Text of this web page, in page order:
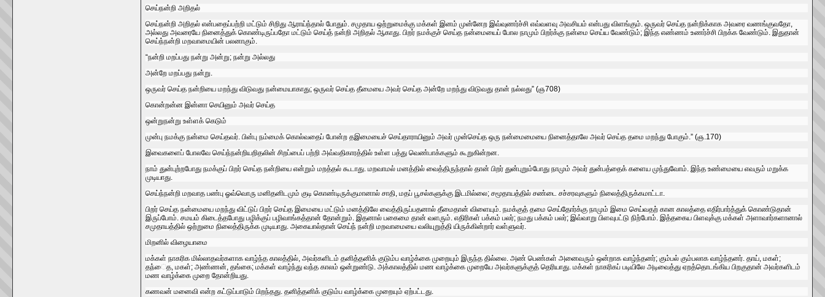
செய்நன்றி அறிதல்‌
செய்நன்றி அறிதல்‌ என்பதைப்பற்றி மட்டும்‌ சிறிது ஆராய்ந்தால்‌ போதும்‌. சமுதாய ஒற்றுமைக்கு மக்கள்‌ இனம்‌ முன்னேற இவ்வுணர்ச்சி எவ்வளவு அவசியம்‌ என்பது விளங்கும்‌. ஒருவர்‌ செய்த நன்றிக்காக அவரை வணங்குவதோ,
அல்லது அவரையே நினைத்துக்‌ கொண்டிருப்பதோ மட்டும்‌ செய்த்‌ நன்றி அறிதல்‌ ஆகாது. பிறர்‌ நமக்குச்‌ செய்த நன்மையைப்‌ போல நாமும்‌ பிறர்க்கு நன்மை செய்ய வேண்டும்‌; இந்த எண்ணம்‌ உணர்ச்சி பிறக்க வேண்டும்‌. இதுதான்‌
செய்ந்நன்றி மறவாமையின்‌ பலனாகும்‌.
“நன்றி மறப்பது நன்று அன்று; நன்று அல்லது
அன்றே மறப்பது நன்று.
ஒருவர்‌ செய்த நன்றியை மறந்து விடுவது நன்மையாகாது; ஒருவர்‌ செய்த தீமையை அவர்‌ செய்த அன்றே மறந்து விடுவது தான்‌ நல்லது” (ஞ708)
கொன்றன்ன இன்னா செயினும்‌ அவர்‌ செய்த
ஒன்றுநன்று உள்ளக்‌ கெடும்‌
முன்பு நமக்கு நன்மை செய்தவர்‌. பின்பு நம்மைக்‌ கொல்‌வதைப்‌ போன்ற தஇமையைச்‌ செய்தாராயினும்‌ அவர்‌ முன்செய்த ஒரு நன்மைமையை நினைத்தாலே அவர்‌ செய்த தமை மறந்து போகும்‌.” (ஞ.170)
இவைகளைப்‌ போலவே செய்ந்நன்றியறிதலின்‌ சிறப்பைப்‌ பற்றி அவ்வதிகாரத்தில்‌ உள்ள பத்து வெண்பாக்களும்‌ கூறுகின்றன.
நாம்‌ துன்புற்றபோது நமக்குப்‌ பிறர்‌ செய்த நன்றியை என்றும்‌ மறத்தல்‌ கூடாது. மறவாமல்‌ மனத்தில்‌ வைத்திருந்தால்‌ தான்‌ பிறர்‌ துன்புறும்போது நாமும்‌ அவர்‌ துன்பத்தைக்‌ களைய முந்துவோம்‌. இந்த உண்மையை எவரும்‌ மறுக்க
முடியாது.
செய்ந்நன்றி மறவாத பண்பு ஓவ்வொரு மனிதனிடமும்‌ குடி கொண்டிருக்குமானால்‌ சாதி, மதப்‌ பூசல்களுக்கு இடமில்லை; சமூதாயத்தில்‌ சண்டை சச்சரவுகளும்‌ நிலைத்திருக்கமாட்டா.
பிறர்‌ செய்த நன்மையை மறந்து விட்டுப்‌ பிறர்‌ செய்த இமையை மட்டும்‌ மனத்திலே வைத்திருப்பதனால்‌ தீமைதான்‌ விளையும்‌. நமக்குத்‌ தமை செய்தோர்க்கு நாமும்‌ இமை செய்வதற்‌ கான காலத்தை எதிர்பார்த்துக்‌ கொண்டுதான்‌
இருப்போம்‌. சமயம்‌ கிடைத்தபோது பழிக்குப்‌ பழிவாங்கத்தான்‌ தோன்றும்‌. இதனால்‌ பகைமை தான்‌ வளரும்‌. எதிரிகள்‌ பக்கம்‌ பலர்‌; நமது பக்கம்‌ பலர்‌; இவ்வாறு பிளவுபட்டு நிற்போம்‌. இத்தகைய பிளவுக்கு மக்கள்‌ அளாவார்களானால்‌
சமுதாயத்தில்‌ ஒற்றுமை நிலைத்திருக்க முடியாது. அகையால்தான்‌ செய்ந்‌ நன்றி மறவாமையை வலியுறுத்தி யிருக்கின்றார்‌ வள்ளுவர்‌.
மிறனில்‌ விழையாமை
மக்கள்‌ நாகரிக மில்லாதவர்களாக வாழ்ந்த காலத்தில்‌, அவர்களிடம்‌ தனித்தனிக்‌ குடும்ப வாழ்க்கை முறையும்‌ இருந்த தில்லை. அண்‌ பெண்கள்‌ அனைவரும்‌ ஒன்றாக வாழ்ந்தனர்‌; கும்பல்‌ கும்பலாக வாழ்ந்தனர்‌. தாய்‌, மகள்‌;
தந்‌ைத, மகள்‌; அண்ணன்‌, தங்கை; மக்கள்‌ வாழ்ந்து வந்த காலம்‌ ஒன்றுண்டு. அக்காலத்தில்‌ மண வாழ்க்கை முறையே அவர்களுக்குத்‌ தெரியாது. மக்கள்‌ நாகரிகப்‌ படியிலே அடிவைத்து ஏறத்தொடங்கிய பிறகுதான்‌ அவர்களிடம்‌
மண வாழ்க்கை முறை தோன்றியது.
கணவன்‌ மனைவி என்ற கட்டுப்பாடும்‌ பிறந்தது. தனித்தனிக்‌ குடும்ப வாழ்க்கை முறையும்‌ ஏற்பட்டது.